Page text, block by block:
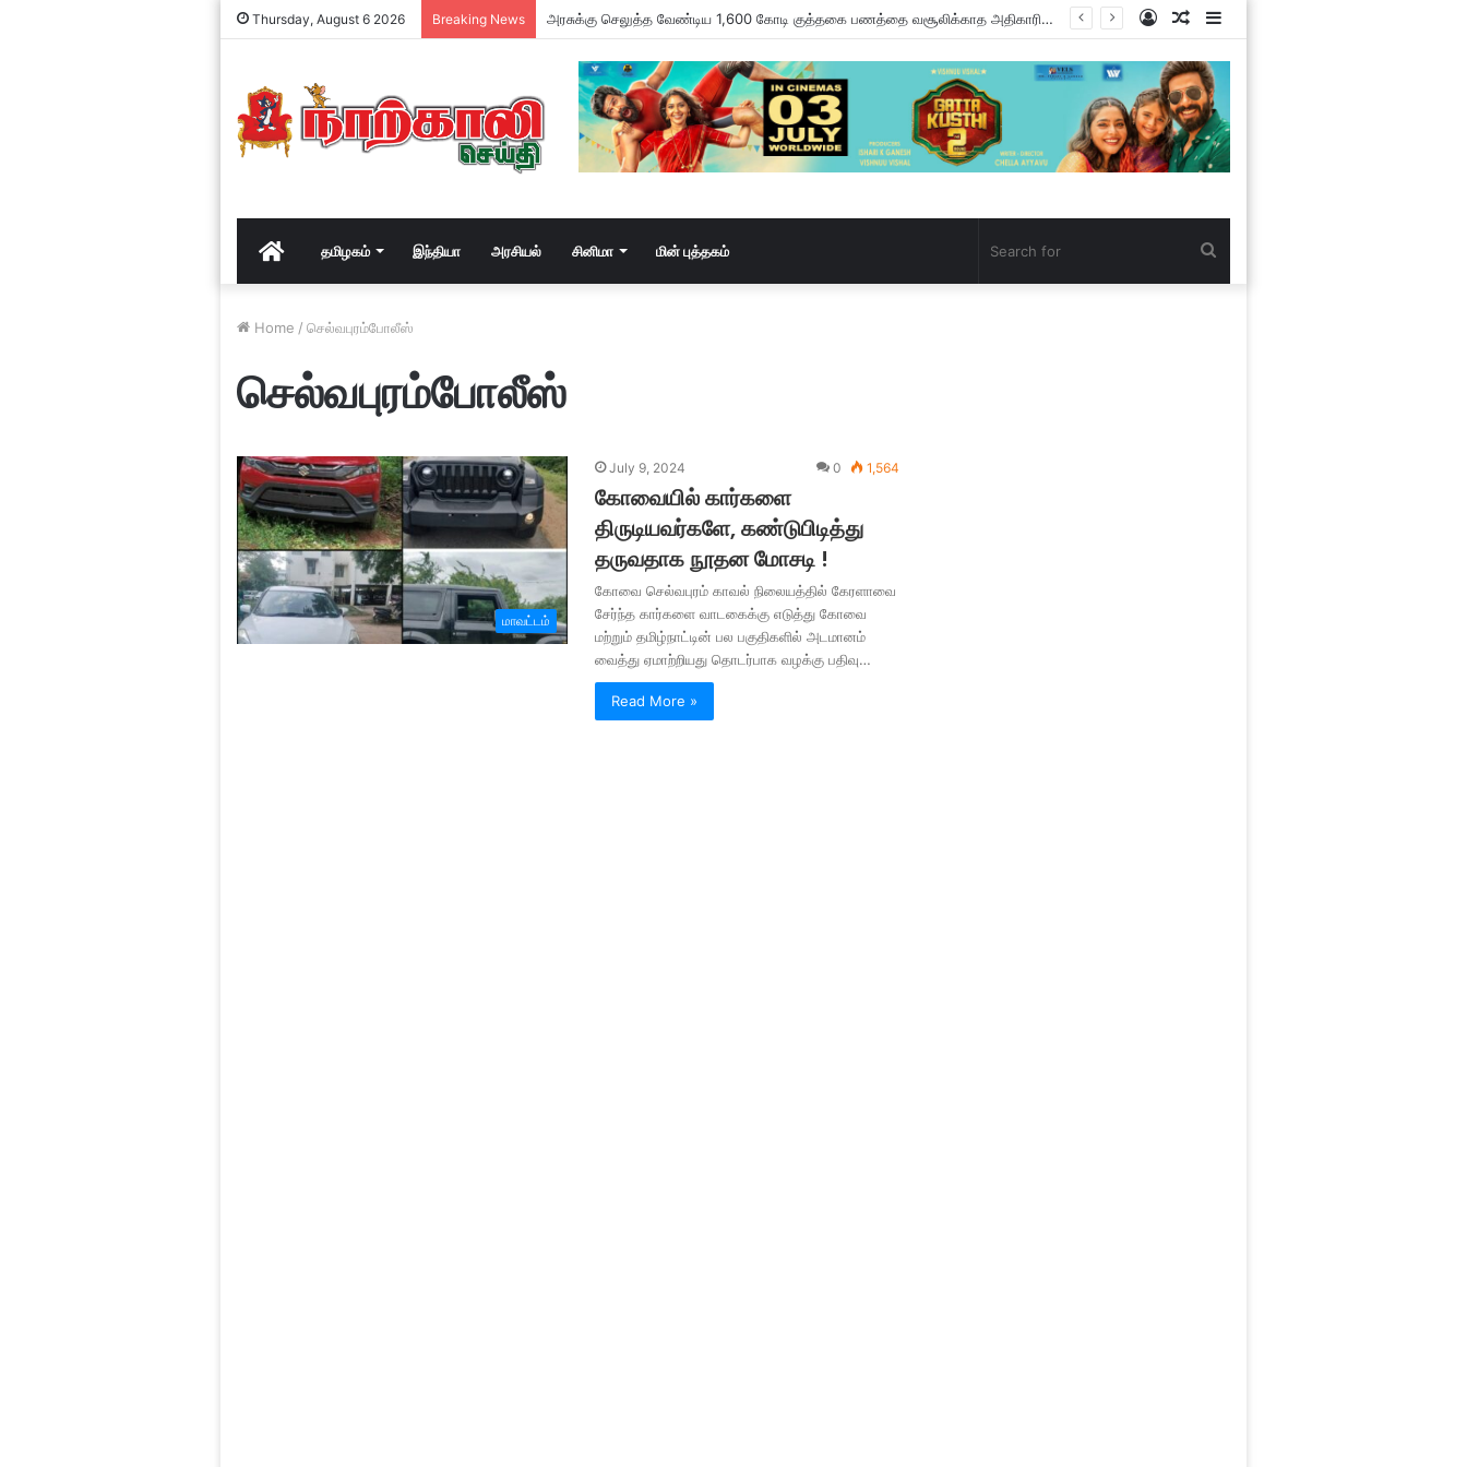
Thursday, August 6 2026 Breaking News வடசென்னையில் ரேசன் அரிசி கடத்தல் கும்பல் கைதும், பின்னணியும் !
Random
Article
Log
In
Homeதமிழகம் இந்தியா அரசியல் சினிமா மின் புத்தகம்
Home / செல்வபுரம்போலீஸ்
செல்வபுரம்போலீஸ்
மாவட்டம்
July 9, 2024 0 1,564
கோவையில் கார்களை
திருடியவர்களே, கண்டுபிடித்து
தருவதாக நூதன மோசடி !
கோவை செல்வபுரம் காவல் நிலையத்தில் கேரளாவை
சேர்ந்த கார்களை வாடகைக்கு எடுத்து கோவை
மற்றும் தமிழ்நாட்டின் பல பகுதிகளில் அடமானம்
வைத்து ஏமாற்றியது தொடர்பாக வழக்கு பதிவு…
Read More »